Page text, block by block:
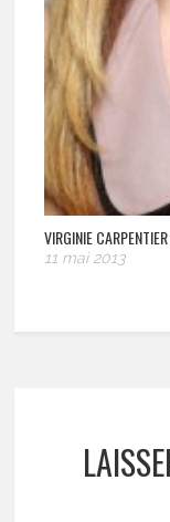
VIRGINIE
11 mai 2013